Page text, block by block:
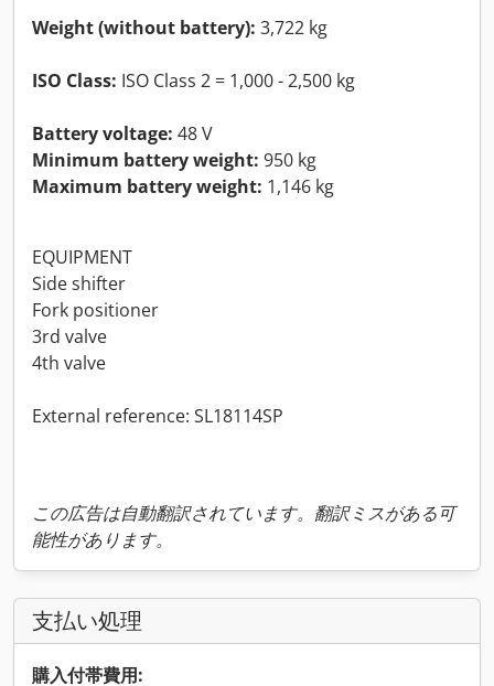
Weight (without battery): 3,722 kg
ISO Class: ISO Class 2 = 1,000 - 2,500 kg
Battery voltage: 48 V
Minimum battery weight: 950 kg
Maximum battery weight: 1,146 kg
EQUIPMENT
Side shifter
Fork positioner
3rd valve
4th valve
External reference: SL18114SP
この広告は自動翻訳されています。翻訳ミスがある可
能性があります。
支払い処理
購入付帯費用: